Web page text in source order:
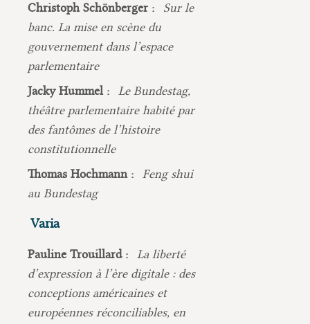
Christoph Schönberger :
Sur le
banc. La mise en scène du
gouvernement dans l’espace
parlementaire
Jacky Hummel :
Le Bundestag,
théâtre parlementaire habité par
des fantômes de l’histoire
constitutionnelle
Thomas Hochmann :
Feng shui
au Bundestag
Varia
Pauline Trouillard :
La liberté
d’expression à l’ère digitale : des
conceptions américaines et
européennes réconciliables, en